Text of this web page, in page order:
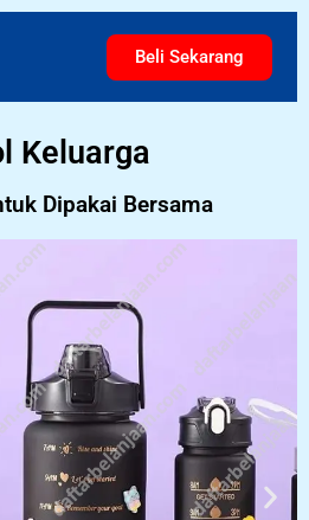
Beli Sekarang
Keluarga
Dipakai Bersama